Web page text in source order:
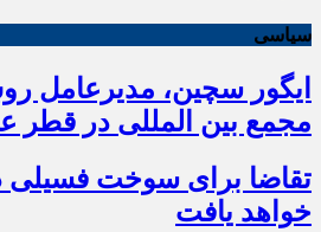
سیاسی
ایگور سچین، مدیرعامل
مجمع بین المللی در قطر
تقاضا برای سوخت فسیلی
خواهد یافت